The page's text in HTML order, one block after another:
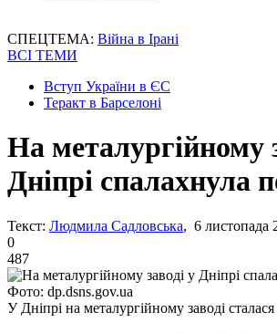
СПЕЦТЕМА: Війна в Ірані
ВСІ ТЕМИ
Вступ України в ЄС
Теракт в Барселоні
На металургійному
Дніпрі спалахнула
Текст: Людмила Садловська, 6 листопада
0
487
Фото: dp.dsns.gov.ua
У Дніпрі на металургійному заводі